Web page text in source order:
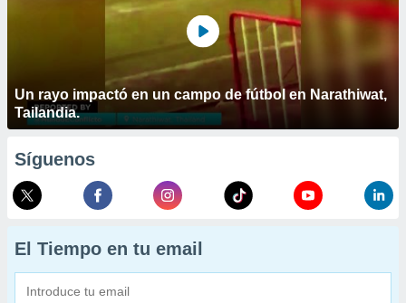
Un rayo impactó en un campo de fútbol en Narathiwat,
Tailandia.
Síguenos
El Tiempo en tu email